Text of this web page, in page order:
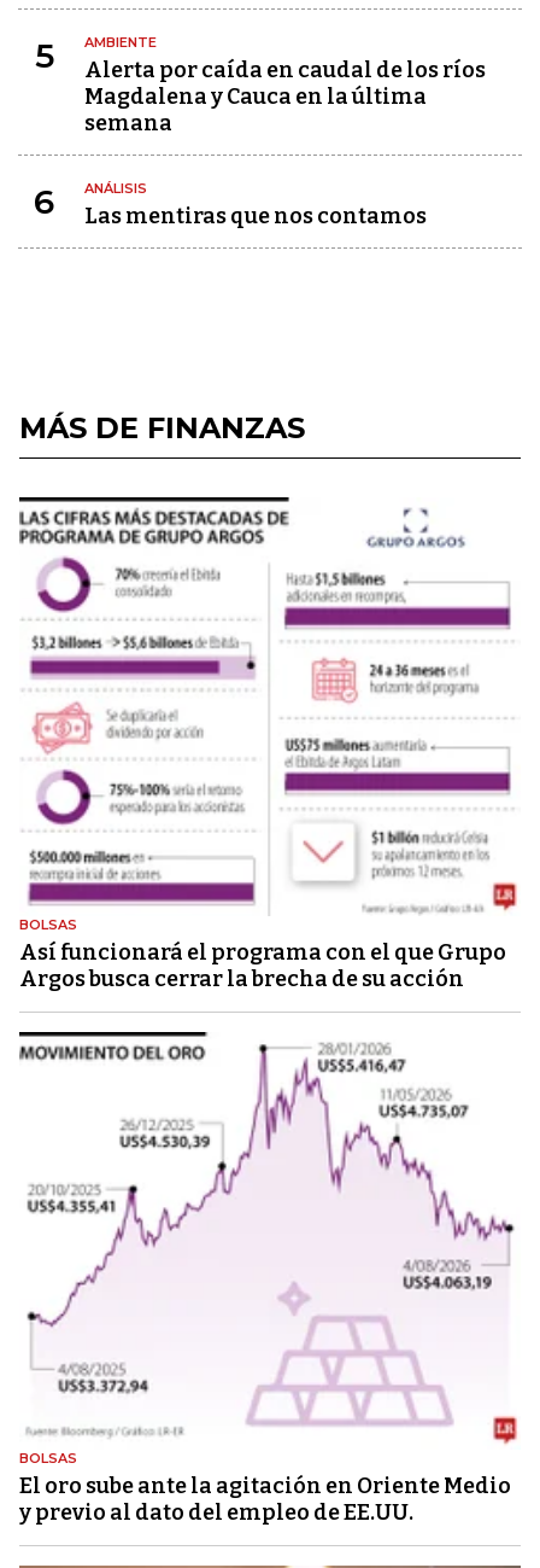
5 AMBIENTE
Alerta por caída en caudal de los ríos
Magdalena y Cauca en la última
semana
6 ANÁLISIS
Las mentiras que nos contamos
MÁS DE FINANZAS
BOLSAS
Así funcionará el programa con el que Grupo
Argos busca cerrar la brecha de su acción
BOLSAS
El oro sube ante la agitación en Oriente Medio
y previo al dato del empleo de EE.UU.